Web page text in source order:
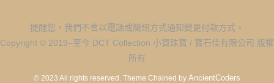
提醒您，我們不會以電話或簡訊方式通知變更付款方式。
Copyright © 2019–至今 DCT Collection 小資珠寶 / 寶石佳有限公司 版權
所有
© 2023 All rights reserved. Theme Chained by AncientCoders